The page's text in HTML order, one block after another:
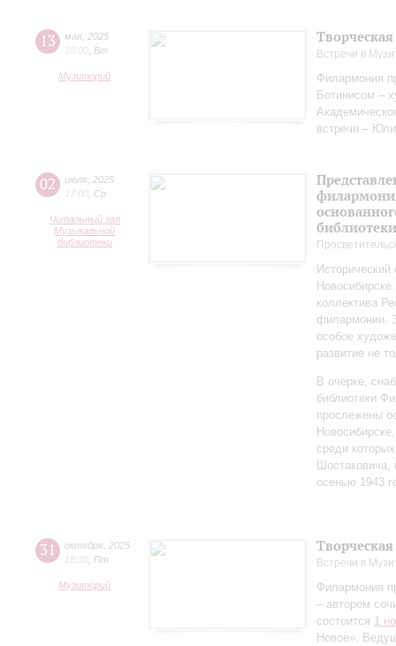
13 мая 2025
18:00 Вт
Музиторий
Встречи в
Филармония
Ботинисом –
встречи –
02 июля 2025
17:00 Ср
Читальный зал
Музыкальной
библиотеки
коллектива
филармонии.
особое
развитие не
В очерке,
библиотеки
прослежены
среди
Шостаковича,
осенью 1943
31 октября 2025
18:30 Пт
Музиторий
Встречи в
Филармония
– автором
состоится 1
Новое».